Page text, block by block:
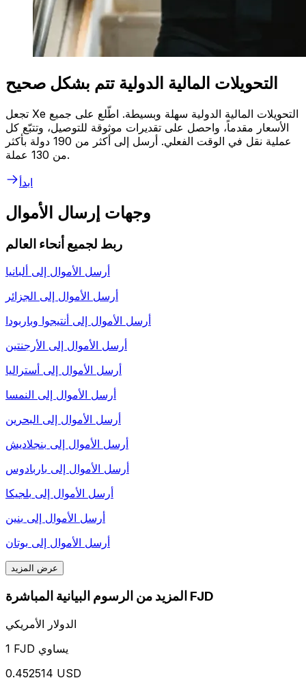
التحويلات المالية الدولية تتم بشكل صحيح
تجعل Xe التحويلات المالية الدولية سهلة وبسيطة. اطّلع على جميع
الأسعار مقدماً، واحصل على تقديرات موثوقة للتوصيل، وتتبّع كل
عملية نقل في الوقت الفعلي. أرسل إلى أكثر من 190 دولة بأكثر
من 130 عملة.
ابدأ
وجهات إرسال الأموال
ربط لجميع أنحاء العالم
أرسل الأموال إلى ألبانيا
أرسل الأموال إلى الجزائر
أرسل الأموال إلى أنتيجوا وباربودا
أرسل الأموال إلى الأرجنتين
أرسل الأموال إلى أستراليا
أرسل الأموال إلى النمسا
أرسل الأموال إلى البحرين
أرسل الأموال إلى بنجلاديش
أرسل الأموال إلى باربادوس
أرسل الأموال إلى بلجيكا
أرسل الأموال إلى بنين
أرسل الأموال إلى بوتان
عرض المزيد
المزيد من الرسوم البيانية المباشرة FJD
الدولار الأمريكي
1 FJD يساوي
0.452514 USD